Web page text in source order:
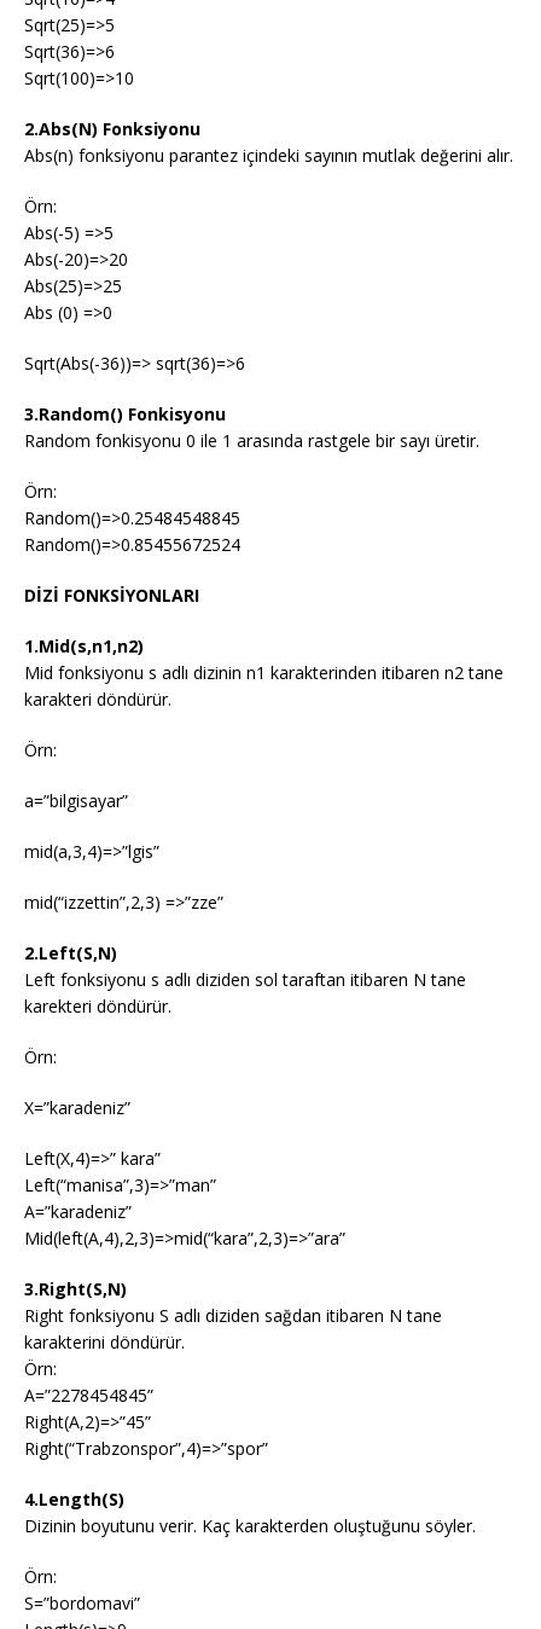
Sqrt(25)=>5
Sqrt(36)=>6
Sqrt(100)=>10
2.Abs(N) Fonksiyonu
Abs(n) fonksiyonu parantez içindeki sayının mutlak değerini alır.
Örn:
Abs(-5) =>5
Abs(-20)=>20
Abs(25)=>25
Abs (0) =>0
Sqrt(Abs(-36))=> sqrt(36)=>6
3.Random() Fonkisyonu
Random fonkisyonu 0 ile 1 arasında rastgele bir sayı üretir.
Örn:
Random()=>0.25484548845
Random()=>0.85455672524
DİZİ FONKSİYONLARI
1.Mid(s,n1,n2)
Mid fonksiyonu s adlı dizinin n1 karakterinden itibaren n2 tane
karakteri döndürür.
Örn:
a=”bilgisayar”
mid(a,3,4)=>”lgis”
mid(“izzettin”,2,3) =>”zze”
2.Left(S,N)
Left fonksiyonu s adlı diziden sol taraftan itibaren N tane
karekteri döndürür.
Örn:
X=”karadeniz”
Left(X,4)=>” kara”
Left(“manisa”,3)=>”man”
A=”karadeniz”
Mid(left(A,4),2,3)=>mid(“kara”,2,3)=>”ara”
3.Right(S,N)
Right fonksiyonu S adlı diziden sağdan itibaren N tane
karakterini döndürür.
Örn:
A=”2278454845”
Right(A,2)=>”45”
Right(“Trabzonspor”,4)=>”spor”
4.Length(S)
Dizinin boyutunu verir. Kaç karakterden oluştuğunu söyler.
Örn:
S=”bordomavi”